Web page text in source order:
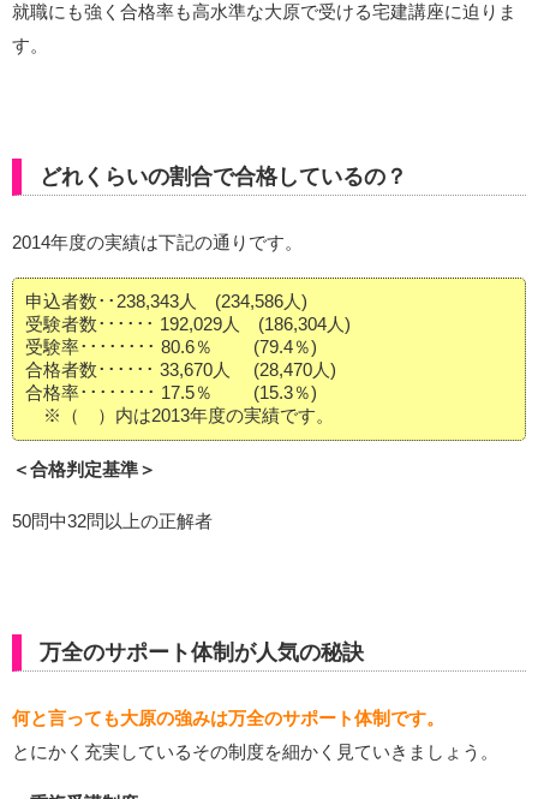
就職にも強く合格率も高水準な大原で受ける宅建講座に迫りま
す。
どれくらいの割合で合格しているの？
2014年度の実績は下記の通りです。
申込者数･･238,343人 (234,586人)
受験者数･･････ 192,029人 (186,304人)
受験率････････ 80.6％ (79.4％)
合格者数･･････ 33,670人 (28,470人)
合格率････････ 17.5％ (15.3％)
※（ ）内は2013年度の実績です。
＜合格判定基準＞
50問中32問以上の正解者
万全のサポート体制が人気の秘訣
何と言っても大原の強みは万全のサポート体制です。
とにかく充実しているその制度を細かく見ていきましょう。